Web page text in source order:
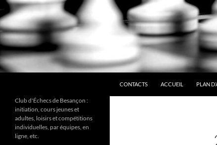
CONTACTS
ACCUEIL PLAN
Club d'Échecs de Besançon :
initiation, cours jeunes et
adultes, loisirs et compétitions
individuelles, par équipes, en
ligne, etc.